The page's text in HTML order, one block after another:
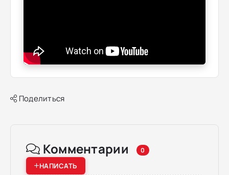
Поделиться
Комментарии 0
НАПИСАТЬ